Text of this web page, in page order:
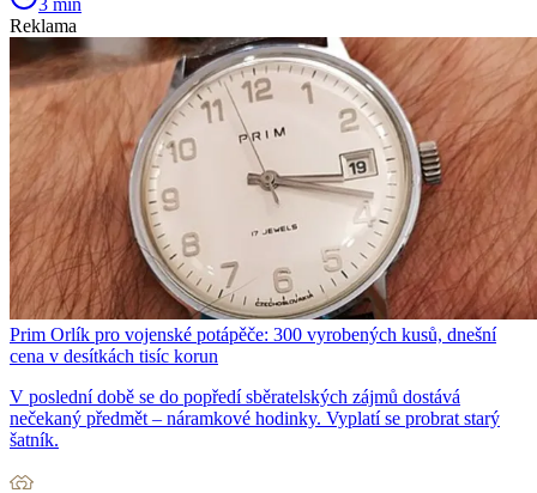
3 min
Reklama
Prim Orlík pro vojenské potápěče: 300 vyrobených kusů, dnešní
cena v desítkách tisíc korun
V poslední době se do popředí sběratelských zájmů dostává
nečekaný předmět – náramkové hodinky. Vyplatí se probrat starý
šatník.